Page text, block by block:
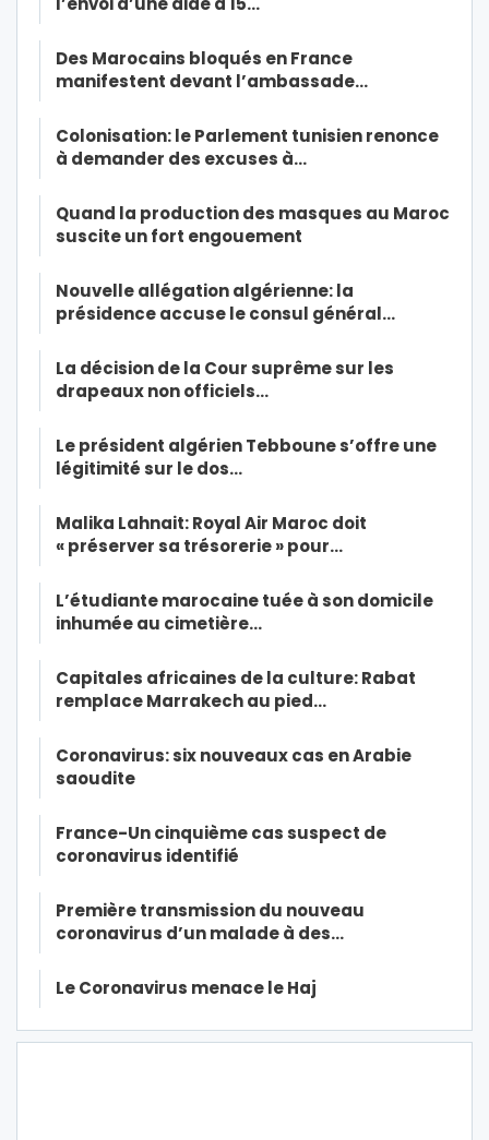
Des Marocains bloqués en France
manifestent devant l’ambassade…
Colonisation: le Parlement tunisien renonce
à demander des excuses à…
Quand la production des masques au Maroc
suscite un fort engouement
Nouvelle allégation algérienne: la
présidence accuse le consul général…
La décision de la Cour suprême sur les
drapeaux non officiels…
Le président algérien Tebboune s’offre une
légitimité sur le dos…
Malika Lahnait: Royal Air Maroc doit
« préserver sa trésorerie » pour…
L’étudiante marocaine tuée à son domicile
inhumée au cimetière…
Capitales africaines de la culture: Rabat
remplace Marrakech au pied…
Coronavirus: six nouveaux cas en Arabie
saoudite
France-Un cinquième cas suspect de
coronavirus identifié
Première transmission du nouveau
coronavirus d’un malade à des…
Le Coronavirus menace le Haj